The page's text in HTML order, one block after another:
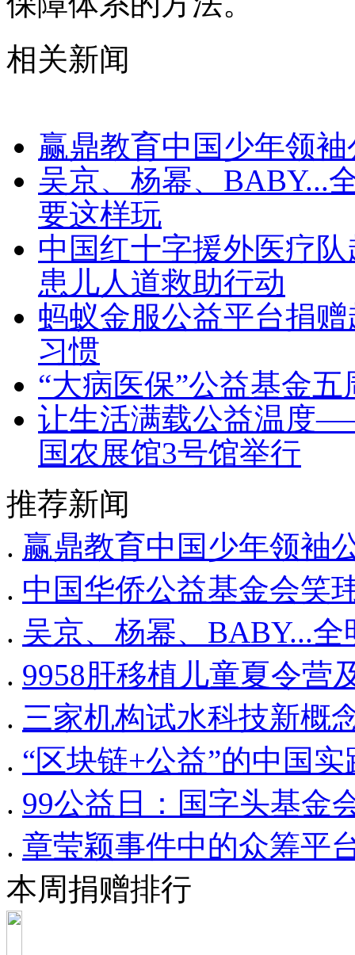
相关新闻
赢鼎教育中国少年领
吴京、杨幂、BABY...
要这样玩
中国红十字援外医疗
患儿人道救助行动
蚂蚁金服公益平台捐
习惯
“大病医保”公益基金
让生活满载公益温度
国农展馆3号馆举行
推荐新闻
. 赢鼎教育中国少年领袖
. 中国华侨公益基金会笑
. 吴京、杨幂、BABY...
. 9958肝移植儿童夏令营
. 三家机构试水科技新概
. “区块链+公益”的中国实
. 99公益日：国字头基金
. 章莹颖事件中的众筹平
本周捐赠排行